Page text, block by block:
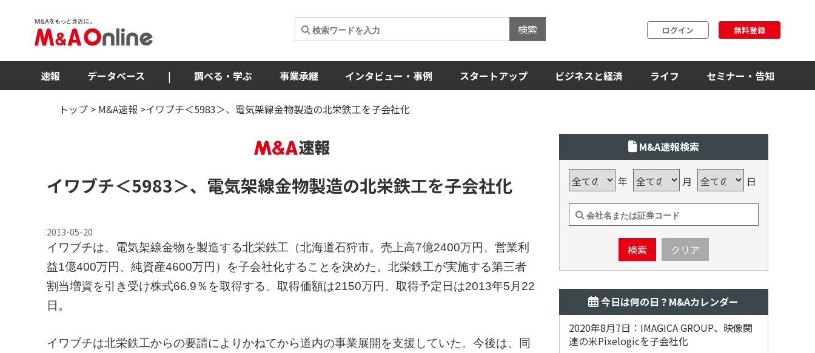
検索 ログイン 無料登録
速報 データベース | 調べる・学ぶ 事業承継 インタビュー・事例 スタートアップ ビジネスと経済 ライフ セミナー・告知
トップ > M&A速報 >イワブチ＜5983＞、電気架線金物製造の北栄鉄工を子会社化
イワブチ＜5983＞、電気架線金物製造の北栄鉄工を子会社化
2013-05-20
イワブチは、電気架線金物を製造する北栄鉄工（北海道石狩市。売上高7億2400万円、営業利
益1億400万円、純資産4600万円）を子会社化することを決めた。北栄鉄工が実施する第三者
割当増資を引き受け株式66.9％を取得する。取得価額は2150万円。取得予定日は2013年5月22
日。
イワブチは北栄鉄工からの要請によりかねてから道内の事業展開を支援していた。今後は、同
M&A速報検索
年 月 日
検索 クリア
今日は何の日？M&Aカレンダー
2020年8月7日：IMAGICA GROUP、映像関
連の米Pixelogicを子会社化